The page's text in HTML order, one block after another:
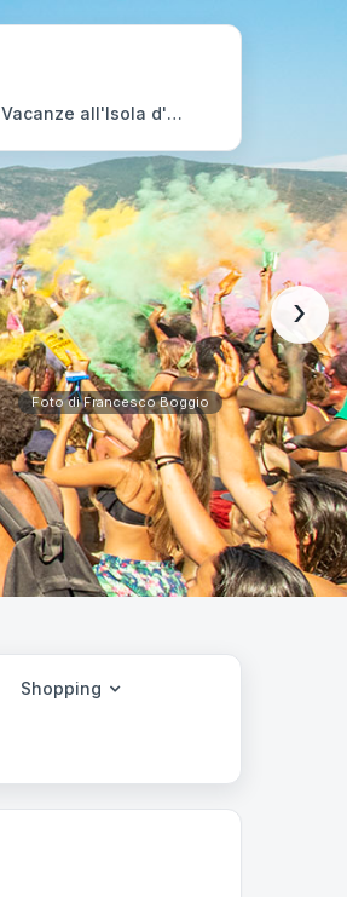
Vacanze all'Isola d'Elba
Foto di Francesco Boggio
›
Shopping